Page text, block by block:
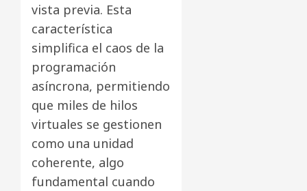
vista previa. Esta
característica
simplifica el caos de la
programación
asíncrona, permitiendo
que miles de hilos
virtuales se gestionen
como una unidad
coherente, algo
fundamental cuando